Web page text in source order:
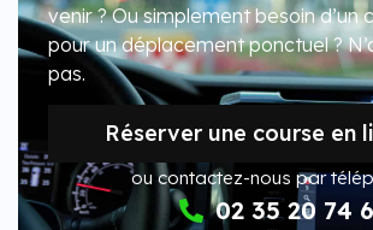
venir ? Ou simplement besoin d’un
pour un déplacement ponctuel ?
pas.
Réserver une course en
ou contactez-nous par
02 35 20 74